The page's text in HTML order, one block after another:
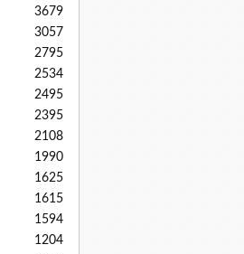
3679
3057
2795
2534
2495
2395
2108
1990
1625
1615
1594
1204